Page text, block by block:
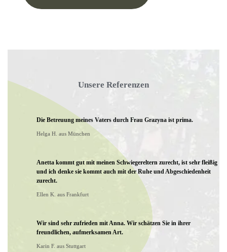
Unsere Referenzen
Die Betreuung meines Vaters durch Frau Grazyna ist prima.
Helga H. aus München
Anetta kommt gut mit meinen Schwiegereltern zurecht, ist sehr fleißig
und ich denke sie kommt auch mit der Ruhe und Abgeschiedenheit
zurecht.
Ellen K. aus Frankfurt
Wir sind sehr zufrieden mit Anna. Wir schätzen Sie in ihrer
freundlichen, aufmerksamen Art.
Karin F. aus Stuttgart